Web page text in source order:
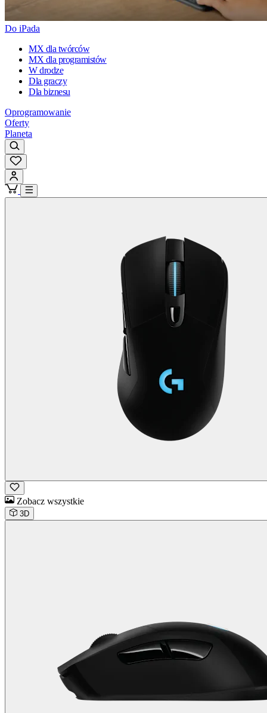
Do iPada
MX dla twórców
MX dla programistów
W drodze
Dla graczy
Dla biznesu
Oprogramowanie
Oferty
Planeta
Zobacz wszystkie
3D